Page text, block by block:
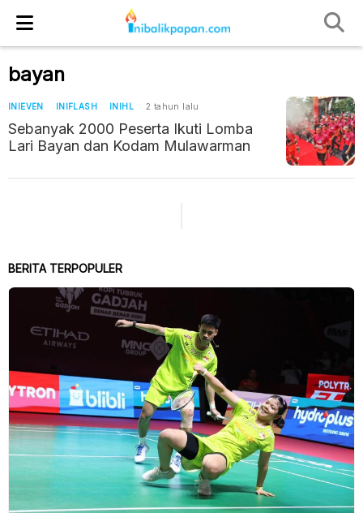
bayan
INIEVEN INIFLASH INIHL 2 tahun lalu
Sebanyak 2000 Peserta Ikuti Lomba
Lari Bayan dan Kodam Mulawarman
BERITA TERPOPULER